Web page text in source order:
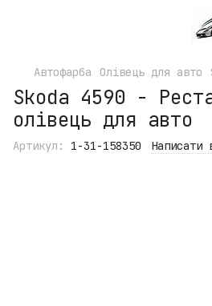
Автофарба Олівець для авто
Skoda 4590 -
олівець для авто
Артикул: 1-31-158350 Написати